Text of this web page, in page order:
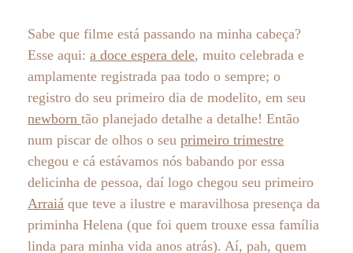
Sabe que filme está passando na minha cabeça?
Esse aqui: a doce espera dele, muito celebrada e
amplamente registrada paa todo o sempre; o
registro do seu primeiro dia de modelito, em seu
newborn tão planejado detalhe a detalhe! Então
num piscar de olhos o seu primeiro trimestre
chegou e cá estávamos nós babando por essa
delicinha de pessoa, daí logo chegou seu primeiro
Arraiá que teve a ilustre e maravilhosa presença da
priminha Helena (que foi quem trouxe essa família
linda para minha vida anos atrás). Aí, pah, quem